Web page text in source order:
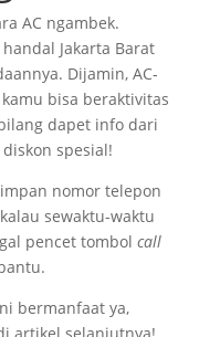
AC ngambek.
Jakarta Barat
Dijamin, AC-
bisa beraktivitas
dapet info dari
spesial!
nomor telepon
sewaktu-waktu
pencet tombol call
bermanfaat ya,